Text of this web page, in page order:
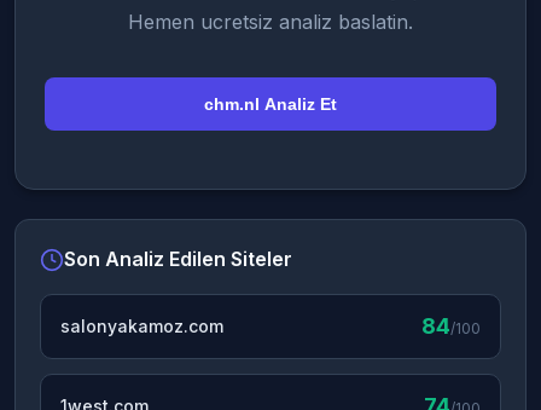
Hemen ucretsiz analiz baslatin.
chm.nl Analiz Et
Son Analiz Edilen Siteler
salonyakamoz.com 84/100
1west.com